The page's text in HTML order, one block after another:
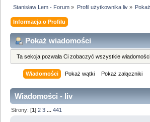
Stanisław Lem - Forum » Profil użytkownika liv»
Informacja o Profilu
Pokaż wiadomości
Ta sekcja pozwala Ci zobaczyć wszystkie
Wiadomości Pokaż wątki Pokaż załączniki
Wiadomości - liv
Strony: [1]2 3 ...441